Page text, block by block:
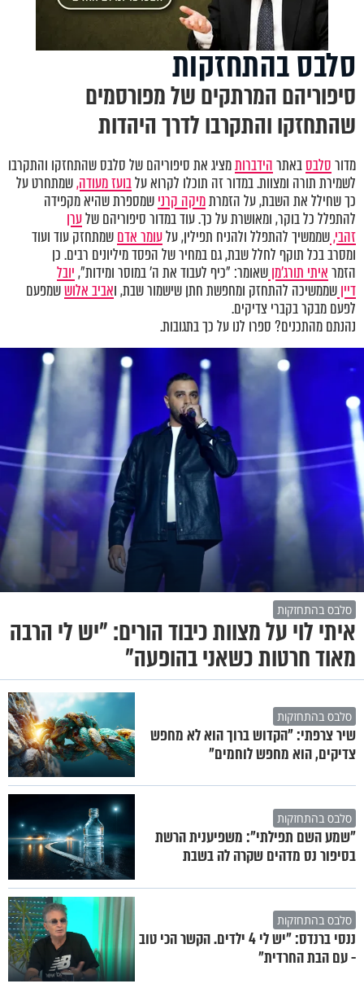
סלבס בהתחזקות
סיפוריהם המרתקים של מפורסמים
שהתחזקו והתקרבו לדרך היהדות
מדורסלבסבאתרהידברותמציג את סיפוריהם של סלבס שהתחזקו והתקרבו
לשמירת תורה ומצוות. במדור זה תוכלו לקרוא עלבועז מעודה,שמתחרט על
כך שחילל את השבת, על הזמרתמיקה קרנישמספרת שהיא מקפידה
להתפלל כל בוקר, ומאושרת על כך. עוד במדור סיפוריהם שלערן
זהבי,שממשיך להתפלל ולהניח תפילין, עלעומר אדםשמתחזק עוד ועוד
ומסרב בכל תוקף לחלל שבת, גם במחיר של הפסד מיליונים רבים. כן
הזמראיתי תורג'מןשאומר: "כיף לעבוד את ה' במוסר ומידות",יובל
דייןשממשיכה להתחזק ומחפשת חתן שישמור שבת, ואביב אלוששמפעם
לפעם מבקר בקברי צדיקים.
נהנתם מהתכנים? ספרו לנו על כך בתגובות.
סלבס בהתחזקות
איתי לוי על מצוות כיבוד הורים: "יש לי הרבה
מאוד חרטות כשאני בהופעה"
סלבס בהתחזקות
שיר צרפתי: "הקדוש ברוך הוא לא מחפש
צדיקים, הוא מחפש לוחמים"
סלבס בהתחזקות
"שמע השם תפילתי": משפיענית הרשת
בסיפור נס מדהים שקרה לה בשבת
סלבס בהתחזקות
ננסי ברנדס: "יש לי 4 ילדים. הקשר הכי טוב
- עם הבת החרדית"